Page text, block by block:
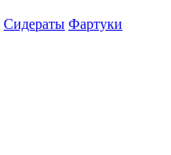
Сидераты Фартуки